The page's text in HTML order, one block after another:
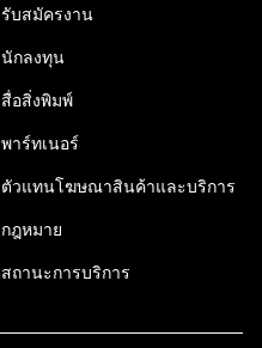
รับสมัครงาน
นักลงทุน
สื่อสิ่งพิมพ์
พาร์ทเนอร์
ตัวแทนโฆษณาสินค้าและบริการ
กฎหมาย
สถานะการบริการ